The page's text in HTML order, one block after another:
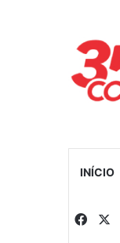
INÍCIO